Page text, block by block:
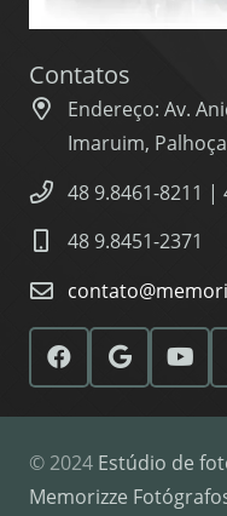
Contatos
Endereço: Av.
Imaruim, Palhoça
48 9.8461-8211 |
48 9.8451-2371
© 2024 Estúdio de
Memorizze